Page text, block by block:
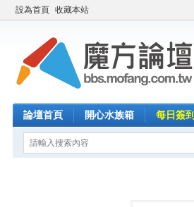
設為首頁 收藏本站
論壇首頁 開心水族箱 每日簽到